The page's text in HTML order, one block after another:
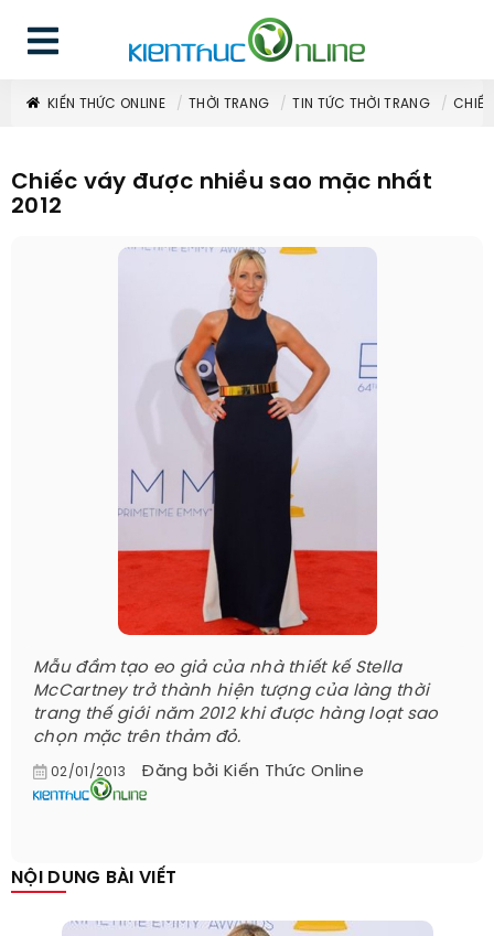
KIẾN THỨC ONLINE THỜI TRANG TIN TỨC THỜI TRANG
Chiếc váy được nhiều sao mặc nhất
2012
Mẫu đầm tạo eo giả của nhà thiết kế Stella
McCartney trở thành hiện tượng của làng thời
trang thế giới năm 2012 khi được hàng loạt sao
chọn mặc trên thảm đỏ.
02/01/2013 Đăng bởi Kiến Thức Online
NỘI DUNG BÀI VIẾT